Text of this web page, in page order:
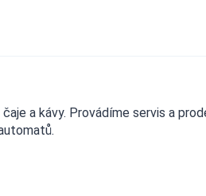
a kávy. Provádíme servis a